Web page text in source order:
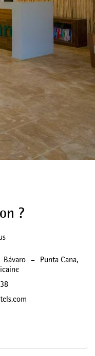
?
Bávaro – Punta Cana,